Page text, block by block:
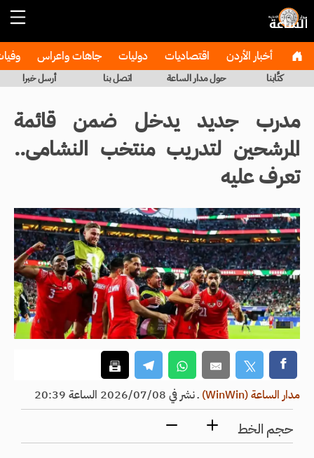
أخبار الأردن اقتصاديات دوليات جاهات واعراس
كتَّابنا حول مدار الساعة اتصل بنا أرسل خبرا
مدرب جديد يدخل ضمن قائمة
المرشحين لتدريب منتخب النشامى..
تعرف عليه
مدار الساعة (WinWin) ـنشر في 2026/07/08 الساعة 20:39
حجم الخط